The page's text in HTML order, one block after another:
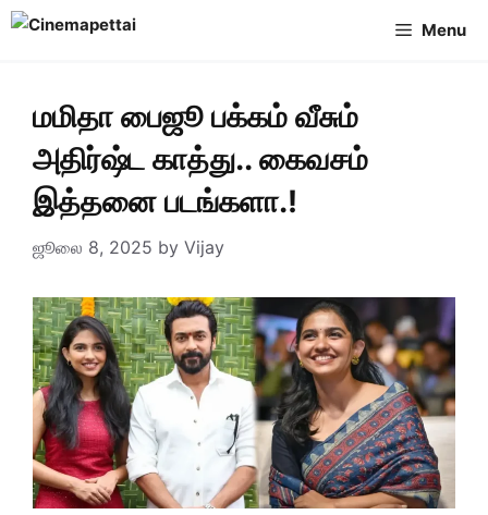
Skip
Menu
மமிதா பைஜூ பக்கம் வீசும்
அதிர்ஷ்ட காத்து.. கைவசம்
இத்தனை படங்களா.!
ஜூலை 8, 2025 by Vijay